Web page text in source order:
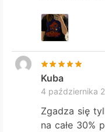
Kuba
4 października
Zgadza się
na całe 30%